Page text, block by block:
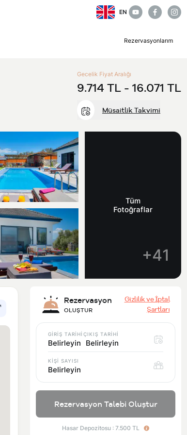
EN
Rezervasyonlarım
Gecelik Fiyat Aralığı
9.714 TL - 16.071 TL
Müsaitlik Takvimi
Tüm
Fotoğraflar
+41
Rezervasyon
OLUŞTUR
Gizlilik ve İptal
Şartları
GİRİŞ TARİHİ
Belirleyin
ÇIKIŞ TARİHİ
Belirleyin
KİŞİ SAYISI
Belirleyin
Rezervasyon Talebi Oluştur
Hasar Depozitosu : 7.500 TL